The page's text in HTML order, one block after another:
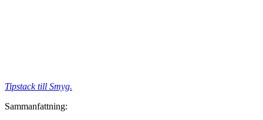
Tipstack till Smyg.
Sammanfattning: